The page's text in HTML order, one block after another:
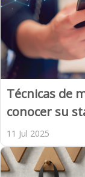
Técnicas de
conocer su
11 Jul 2025